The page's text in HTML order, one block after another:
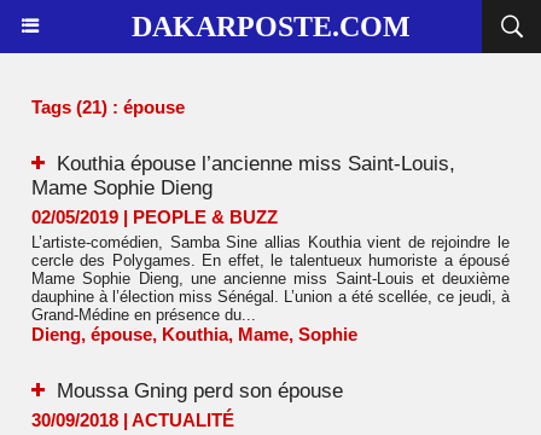
DAKARPOSTE.COM
Tags (21) : épouse
Kouthia épouse l’ancienne miss Saint-Louis,
Mame Sophie Dieng
02/05/2019 | PEOPLE & BUZZ
L’artiste-comédien, Samba Sine allias Kouthia vient de rejoindre le
cercle des Polygames. En effet, le talentueux humoriste a épousé
Mame Sophie Dieng, une ancienne miss Saint-Louis et deuxième
dauphine à l’élection miss Sénégal. L’union a été scellée, ce jeudi, à
Grand-Médine en présence du...
Dieng, épouse, Kouthia, Mame, Sophie
Moussa Gning perd son épouse
30/09/2018 | ACTUALITÉ